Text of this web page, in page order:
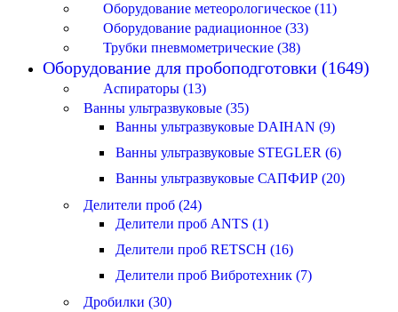
Оборудование метеорологическое (11)
Оборудование радиационное (33)
Трубки пневмометрические (38)
Оборудование для пробоподготовки (1649)
Аспираторы (13)
Ванны ультразвуковые (35)
Ванны ультразвуковые DAIHAN (9)
Ванны ультразвуковые STEGLER (6)
Ванны ультразвуковые САПФИР (20)
Делители проб (24)
Делители проб ANTS (1)
Делители проб RETSCH (16)
Делители проб Вибротехник (7)
Дробилки (30)